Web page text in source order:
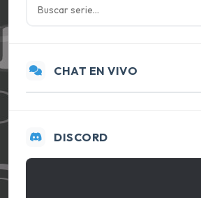
CHAT EN VIVO
DISCORD